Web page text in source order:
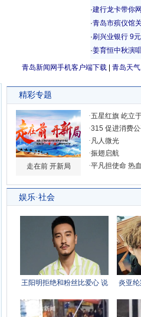
青岛新闻网手机客户端下载 青岛天气